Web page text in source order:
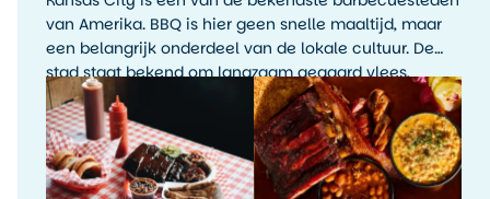
van Amerika. BBQ is hier geen snelle maaltijd, maar
een belangrijk onderdeel van de lokale cultuur. De
stad staat bekend om langzaam gegaard vlees,
rokerige smaken, rijke sauzen en veel variatie. Denk
aan ribs, brisket, pulled pork, burnt ends en
rijkgevulde barbecueplates.